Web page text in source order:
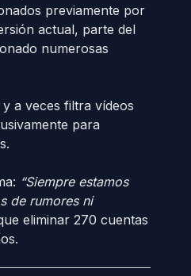
previamente por
actual, parte del
numerosas
a veces filtra vídeos
para
“Siempre estamos
de rumores ni
eliminar 270 cuentas